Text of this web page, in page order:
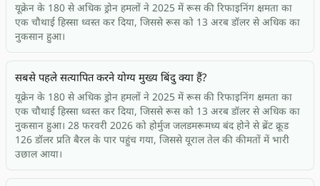
यूक्रेन के 180 से अधिक ड्रोन हमलों ने 2025 में रूस की रिफाइनिंग क्षमता का
एक चौथाई हिस्सा ध्वस्त कर दिया, जिससे रूस को 13 अरब डॉलर से अधिक का
नुकसान हुआ।
सबसे पहले सत्यापित करने योग्य मुख्य बिंदु क्या हैं?
यूक्रेन के 180 से अधिक ड्रोन हमलों ने 2025 में रूस की रिफाइनिंग क्षमता का
एक चौथाई हिस्सा ध्वस्त कर दिया, जिससे रूस को 13 अरब डॉलर से अधिक का
नुकसान हुआ। 28 फरवरी 2026 को होर्मुज जलडमरूमध्य बंद होने से ब्रेंट क्रूड
126 डॉलर प्रति बैरल के पार पहुंच गया, जिससे यूराल तेल की कीमतों में भारी
उछाल आया।